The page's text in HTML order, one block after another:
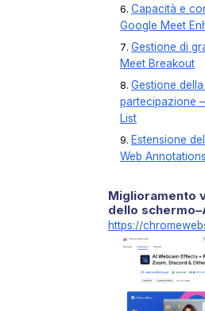
Capacità e
Google Meet
Gestione di
Meet Breakout
Gestione
partecipazione
List
Estensione
Web
Miglioramento
dello
https://